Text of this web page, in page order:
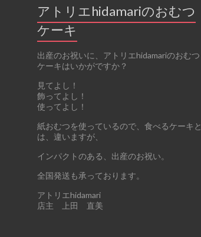
アトリエhidamariのおむつ
ケーキ
出産のお祝いに、アトリエhidamariのおむつ
ケーキはいかがですか？
見てよし！
飾ってよし！
使ってよし！
紙おむつを使っているので、食べるケーキと
は、違いますが、
インパクトのある、出産のお祝い。
全国発送も承っております。
アトリエhidamari
店主 上田 直美